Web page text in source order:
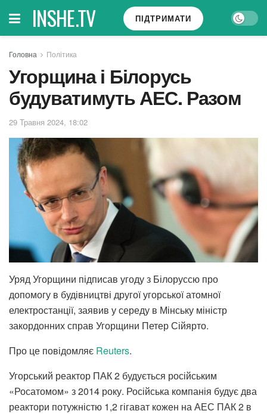
INSHE.TV ПІДТРИМАТИ
Головна Політика
Угорщина і Білорусь
будуватимуть АЕС. Разом
29 Травня 2024, 18:02
Уряд Угорщини підписав угоду з Білоруссю про
допомогу в будівництві другої угорської атомної
електростанції, заявив у середу в Мінську міністр
закордонних справ Угорщини Петер Сійярто.
Про це повідомляє Reuters.
Угорський реактор ПАК 2 будується російським
«Росатомом» з 2014 року. Російська компанія будує два
реактори потужністю 1,2 гігават кожен на АЕС ПАК 2 в